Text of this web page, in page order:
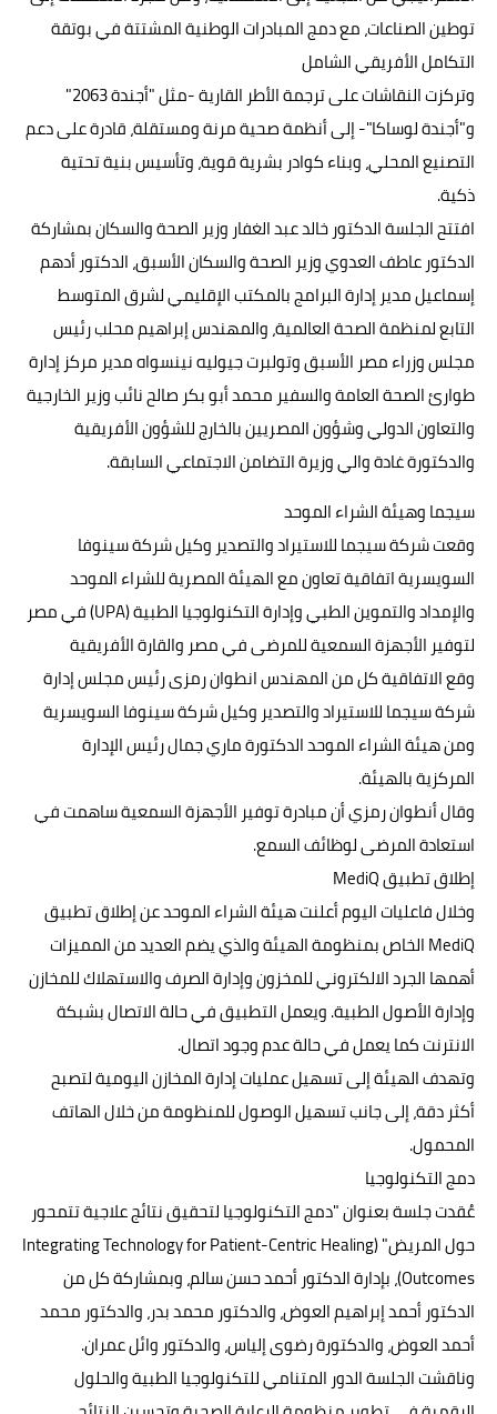
توطين الصناعات، مع دمج المبادرات الوطنية المشتتة في بوتقة
التكامل الأفريقي الشامل
وتركزت النقاشات على ترجمة الأطر القارية -مثل "أجندة 2063"
و"أجندة لوساكا"- إلى أنظمة صحية مرنة ومستقلة، قادرة على دعم
التصنيع المحلي، وبناء كوادر بشرية قوية، وتأسيس بنية تحتية
ذكية.
افتتح الجلسة الدكتور خالد عبد الغفار وزير الصحة والسكان بمشاركة
الدكتور عاطف العدوي وزير الصحة والسكان الأسبق، الدكتور أدهم
إسماعيل مدير إدارة البرامج بالمكتب الإقليمي لشرق المتوسط
التابع لمنظمة الصحة العالمية، والمهندس إبراهيم محلب رئيس
مجلس وزراء مصر الأسبق وتولبرت جيوليه نينسواه مدير مركز إدارة
طوارئ الصحة العامة والسفير محمد أبو بكر صالح نائب وزير الخارجية
والتعاون الدولي وشؤون المصريين بالخارج للشؤون الأفريقية
والدكتورة غادة والي وزيرة التضامن الاجتماعي السابقة.
سيجما وهيئة الشراء الموحد
وقعت شركة سيجما للاستيراد والتصدير وكيل شركة سينوفا
السويسرية اتفاقية تعاون مع الهيئة المصرية للشراء الموحد
والإمداد والتموين الطبي وإدارة التكنولوجيا الطبية (UPA) في مصر
لتوفير الأجهزة السمعية للمرضى في مصر والقارة الأفريقية
وقع الاتفاقية كل من المهندس انطوان رمزى رئيس مجلس إدارة
شركة سيجما للاستيراد والتصدير وكيل شركة سينوفا السويسرية
ومن هيئة الشراء الموحد الدكتورة ماري جمال رئيس الإدارة
المركزية بالهيئة.
وقال أنطوان رمزي أن مبادرة توفير الأجهزة السمعية ساهمت في
استعادة المرضى لوظائف السمع.
إطلاق تطبيق MediQ
وخلال فاعليات اليوم أعلنت هيئة الشراء الموحد عن إطلاق تطبيق
MediQ الخاص بمنظومة الهيئة والذي يضم العديد من المميزات
أهمها الجرد الالكتروني للمخزون وإدارة الصرف والاستهلاك للمخازن
وإدارة الأصول الطبية. ويعمل التطبيق في حالة الاتصال بشبكة
الانترنت كما يعمل في حالة عدم وجود اتصال.
وتهدف الهيئة إلى تسهيل عمليات إدارة المخازن اليومية لتصبح
أكثر دقة، إلى جانب تسهيل الوصول للمنظومة من خلال الهاتف
المحمول.
دمج التكنولوجيا
عُقدت جلسة بعنوان "دمج التكنولوجيا لتحقيق نتائج علاجية تتمحور
حول المريض" (Integrating Technology for Patient-Centric Healing
Outcomes)، بإدارة الدكتور أحمد حسن سالم، وبمشاركة كل من
الدكتور أحمد إبراهيم العوض، والدكتور محمد بدر، والدكتور محمد
أحمد العوض، والدكتورة رضوى إلياس، والدكتور وائل عمران.
وناقشت الجلسة الدور المتنامي للتكنولوجيا الطبية والحلول